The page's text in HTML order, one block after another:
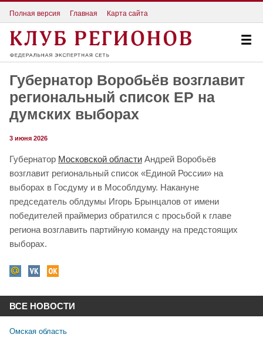
Полная версия Главная Карта сайта
Губернатор Воробьёв возглавит
региональный список ЕР на
думских выборах
3 июня 2026
Губернатор Московской области Андрей Воробьёв
возглавит региональный список «Единой России» на
выборах в Госдуму и в Мособлдуму. Накануне
председатель облдумы Игорь Брынцалов от имени
победителей праймериз обратился с просьбой к главе
региона возглавить партийную команду на предстоящих
выборах.
ВСЕ НОВОСТИ
Омская область